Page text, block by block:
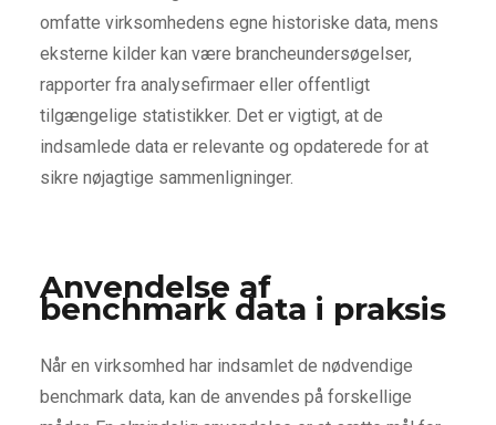
omfatte virksomhedens egne historiske data, mens
eksterne kilder kan være brancheundersøgelser,
rapporter fra analysefirmaer eller offentligt
tilgængelige statistikker. Det er vigtigt, at de
indsamlede data er relevante og opdaterede for at
sikre nøjagtige sammenligninger.
Anvendelse af
benchmark data i praksis
Når en virksomhed har indsamlet de nødvendige
benchmark data, kan de anvendes på forskellige